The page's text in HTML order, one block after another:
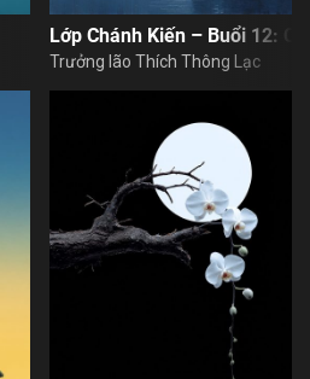
Lớp Chánh Kiến – Buổi 12:
Trưởng lão Thích Thông Lạc